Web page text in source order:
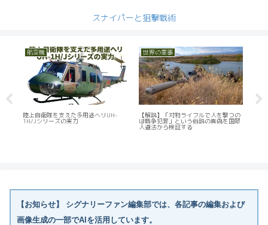
スナイパーと狙撃戦術
航空機
陸上自衛隊を支えた多用途ヘリUH-
1H/Jシリーズの実力
世界の軍事
【解説】「対物ライフルで人を撃つの
は戦争犯罪」という俗説の真偽を国際
人道法から検証する
【お知らせ】
シグナリーファン編集部では、各記事の編集および
画像生成の一部でAIを活用しています。